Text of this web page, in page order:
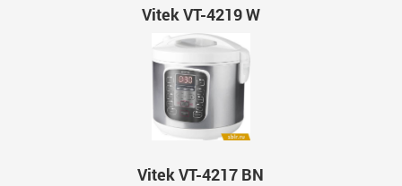
Vitek VT-4219 W
Vitek VT-4217 BN